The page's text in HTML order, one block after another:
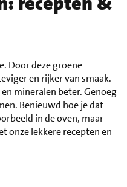
Door deze groene
en rijker van smaak.
mineralen beter. Genoeg
Benieuwd hoe je dat
in de oven, maar
onze lekkere recepten en